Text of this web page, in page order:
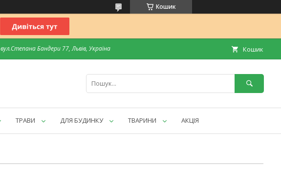
Кошик
вул.Степана Бандери 77, Львів, Україна Кошик
ТРАВИ ДЛЯ БУДИНКУ ТВАРИНИ АКЦІЯ